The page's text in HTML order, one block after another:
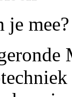
je mee?